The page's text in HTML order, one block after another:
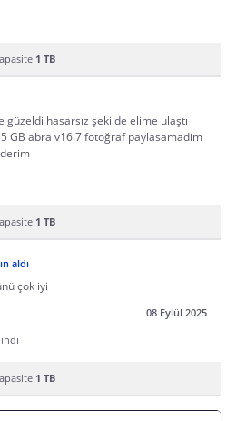
1 TB
hasarsız şekilde elime ulaştı
GB abra v16.7 fotoğraf paylasamadim
1 TB
aldı
çok iyi
08 Eylül 2025
1 TB